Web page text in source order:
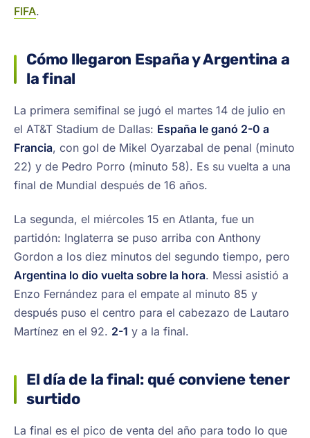
FIFA.
Cómo llegaron España y Argentina a
la final
La primera semifinal se jugó el martes 14 de julio en
el AT&T Stadium de Dallas: España le ganó 2-0 a
Francia, con gol de Mikel Oyarzabal de penal (minuto
22) y de Pedro Porro (minuto 58). Es su vuelta a una
final de Mundial después de 16 años.
La segunda, el miércoles 15 en Atlanta, fue un
partidón: Inglaterra se puso arriba con Anthony
Gordon a los diez minutos del segundo tiempo, pero
Argentina lo dio vuelta sobre la hora. Messi asistió a
Enzo Fernández para el empate al minuto 85 y
después puso el centro para el cabezazo de Lautaro
Martínez en el 92. 2-1 y a la final.
El día de la final: qué conviene tener
surtido
La final es el pico de venta del año para todo lo que